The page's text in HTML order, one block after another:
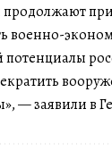
военно-
потенциалы
— заявили в